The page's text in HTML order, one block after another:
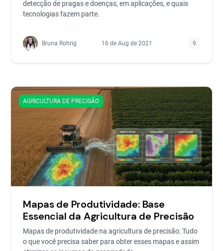
detecção de pragas e doenças, em aplicações, e quais
tecnologias fazem parte.
Bruna Rohrig 16 de Aug de 2021 9
AGRICULTURA DE PRECISÃO
Mapas de Produtividade: Base
Essencial da Agricultura de Precisão
Mapas de produtividade na agricultura de precisão: Tudo
o que você precisa saber para obter esses mapas e assim